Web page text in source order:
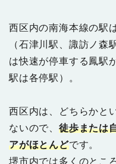
西区内の南海本線の駅
（石津川駅、諏訪ノ森
は快速が停車する鳳駅
駅は各停駅）。
西区内は、どちらかと
ないので、 徒歩または
アがほとんどです。
堺市内では多くのとこ